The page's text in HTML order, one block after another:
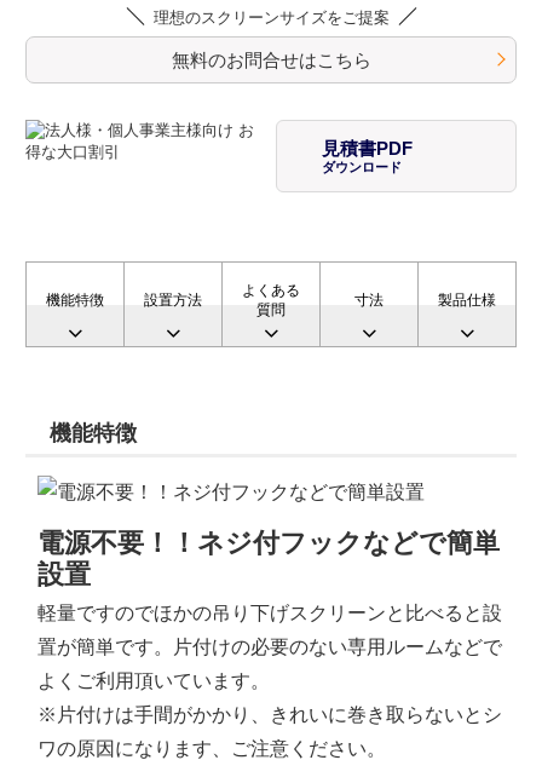
理想のスクリーンサイズをご提案
無料のお問合せはこちら
見積書PDF
ダウンロード
機能特徴 設置方法
よくある
質問
寸法 製品仕様
機能特徴
電源不要！！ネジ付フックなどで簡単
設置
軽量ですのでほかの吊り下げスクリーンと比べると設
置が簡単です。片付けの必要のない専用ルームなどで
よくご利用頂いています。
※片付けは手間がかかり、きれいに巻き取らないとシ
ワの原因になります、ご注意ください。